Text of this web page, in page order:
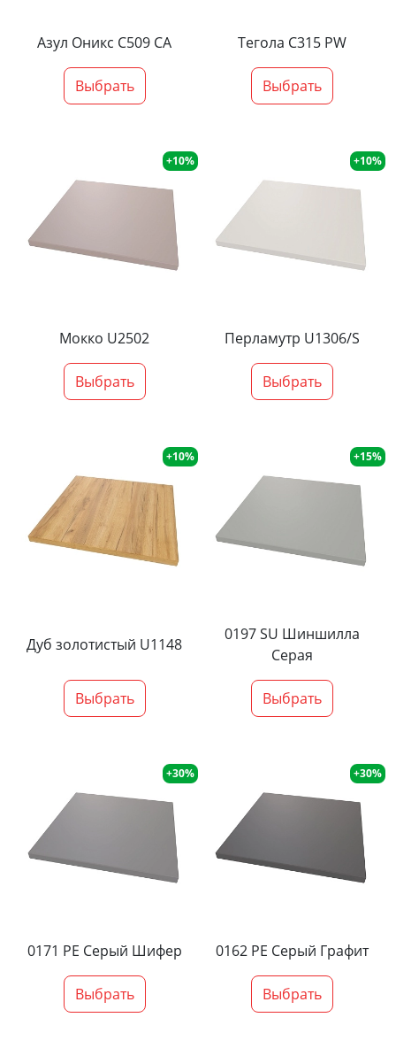
Азул Оникс С509 СА
Выбрать
Тегола С315 PW
Выбрать
+10%
Мокко U2502
Выбрать
+10%
Перламутр U1306/S
Выбрать
+10%
Дуб золотистый U1148
Выбрать
+15%
0197 SU Шиншилла
Серая
Выбрать
+30%
0171 PE Серый Шифер
Выбрать
+30%
0162 PE Серый Графит
Выбрать